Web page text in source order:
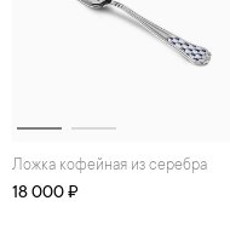
Ложка кофейная из серебра
18 000 ₽